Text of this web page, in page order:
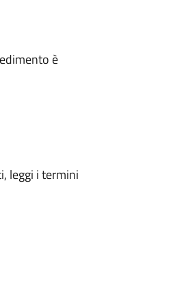
è
leggi i termini